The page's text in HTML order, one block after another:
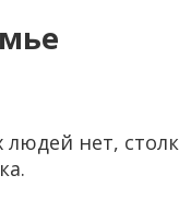
нет,